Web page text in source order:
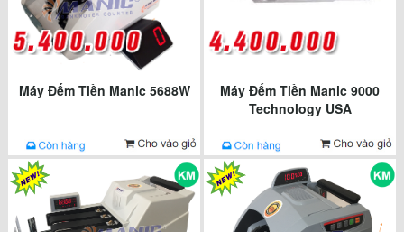
Máy Đếm Tiền Manic 5688W
Máy Đếm Tiền Manic 9000
Technology USA